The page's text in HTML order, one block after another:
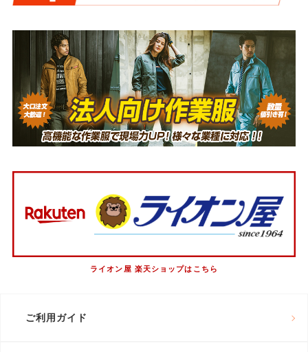
ライオン屋 楽天ショップはこちら
ご利用ガイド